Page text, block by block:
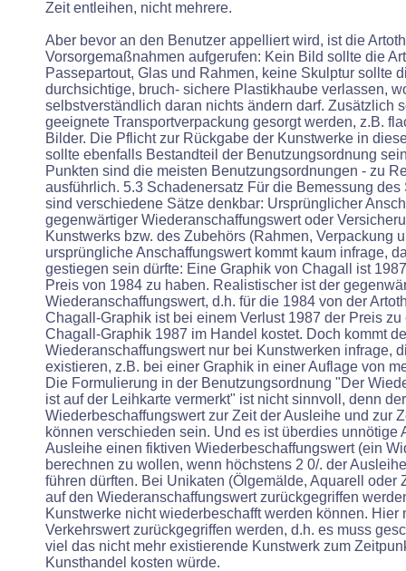
Zeit entleihen, nicht mehrere.
Aber bevor an den Benutzer appelliert wird, ist die
Vorsorgemaßnahmen aufgerufen: Kein Bild sollte die
Passepartout, Glas und Rahmen, keine Skulptur sollte
durchsichtige, bruch- sichere Plastikhaube verlassen,
selbstverständlich daran nichts ändern darf. Zusätzlich
geeignete Transportverpackung gesorgt werden, z.B.
Bilder. Die Pflicht zur Rückgabe der Kunstwerke in
sollte ebenfalls Bestandteil der Benutzungsordnung
Punkten sind die meisten Benutzungsordnungen - zu
ausführlich. 5.3 Schadenersatz Für die Bemessung des
sind verschiedene Sätze denkbar: Ursprünglicher
gegenwärtiger Wiederanschaffungswert oder
Kunstwerks bzw. des Zubehörs (Rahmen, Verpackung
ursprüngliche Anschaffungswert kommt kaum infrage,
gestiegen sein dürfte: Eine Graphik von Chagall ist
Preis von 1984 zu haben. Realistischer ist der
Wiederanschaffungswert, d.h. für die 1984 von der
Chagall-Graphik ist bei einem Verlust 1987 der Preis
Chagall-Graphik 1987 im Handel kostet. Doch kommt
Wiederanschaffungswert nur bei Kunstwerken infrage,
existieren, z.B. bei einer Graphik in einer Auflage von
Die Formulierung in der Benutzungsordnung "Der
ist auf der Leihkarte vermerkt" ist nicht sinnvoll, denn der
Wiederbeschaffungswert zur Zeit der Ausleihe und zur
können verschieden sein. Und es ist überdies unnötige
Ausleihe einen fiktiven Wiederbeschaffungswert (ein
berechnen zu wollen, wenn höchstens 2 0/. der
führen dürften. Bei Unikaten (Ölgemälde, Aquarell oder
auf den Wiederanschaffungswert zurückgegriffen
Kunstwerke nicht wiederbeschafft werden können. Hier
Verkehrswert zurückgegriffen werden, d.h. es muss
viel das nicht mehr existierende Kunstwerk zum
Kunsthandel kosten würde.